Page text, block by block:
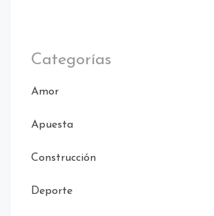
Categorías
Amor
Apuesta
Construcción
Deporte